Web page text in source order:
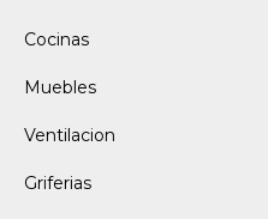
Cocinas
Muebles
Ventilacion
Griferias